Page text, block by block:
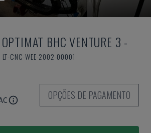
BHC VENTURE 3 -
LT-CNC-WEE-2002-00001
OPÇÕES DE PAGAMENTO